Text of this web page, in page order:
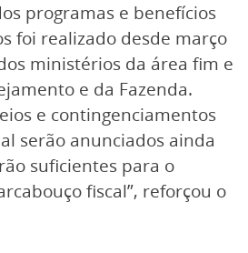
programas e benefícios
foi realizado desde março
ministérios da área fim e
e da Fazenda.
e contingenciamentos
serão anunciados ainda
suficientes para o
fiscal”, reforçou o